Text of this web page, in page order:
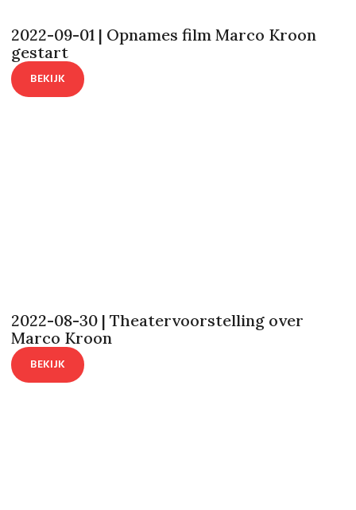
2022-09-01 | Opnames film Marco Kroon
gestart
BEKIJK
2022-08-30 | Theatervoorstelling over
Marco Kroon
BEKIJK